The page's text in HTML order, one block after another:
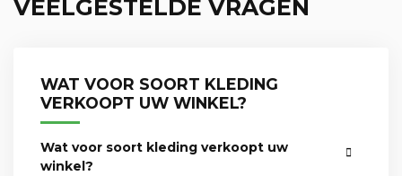
VEELGESTELDE VRAGEN
WAT VOOR SOORT KLEDING
VERKOOPT UW WINKEL?
Wat voor soort kleding verkoopt uw
winkel?